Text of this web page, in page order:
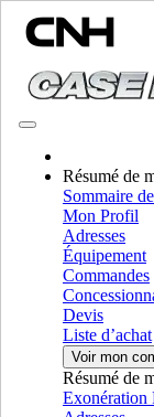
Résumé de
Sommaire
Mon Profil
Adresses
Équipement
Commandes
Devis
Liste d’achat
Voir mon
Résumé de
Exonération
Sélectionner marque
Fermer le Menu
ÉQUIPEMENT
Ramasseuses-